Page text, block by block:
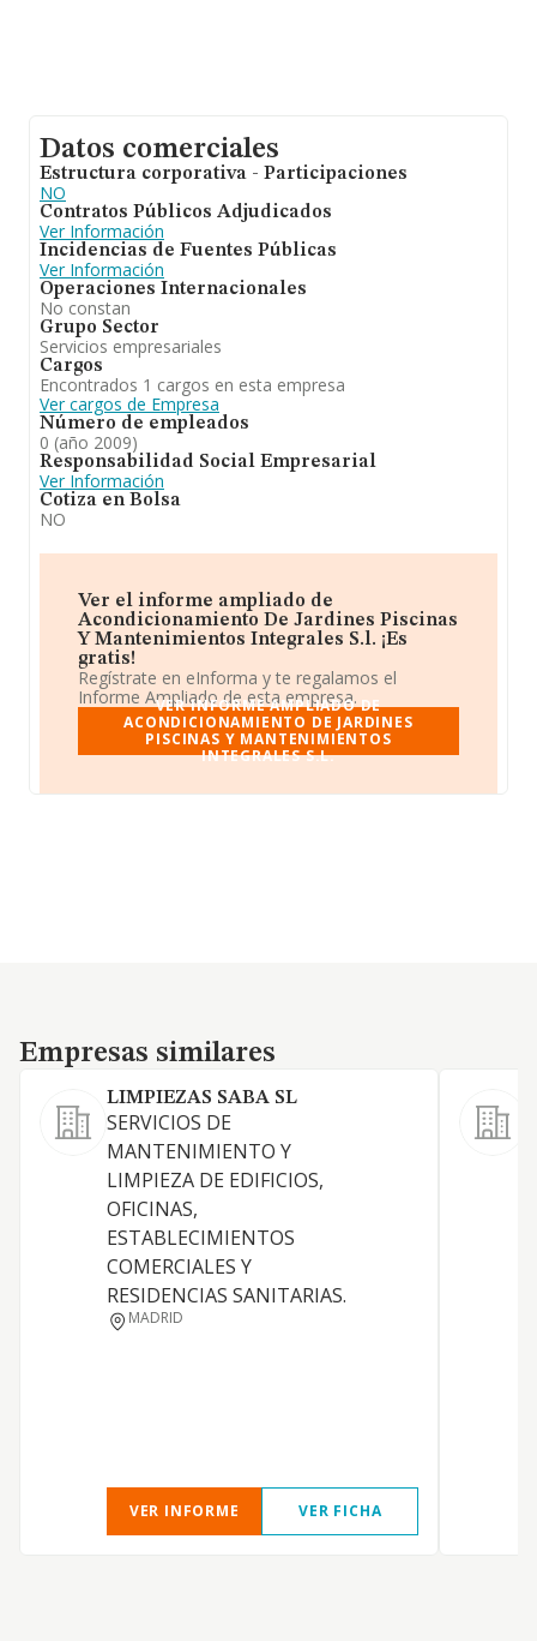
Datos comerciales
Estructura corporativa - Participaciones
NO
Contratos Públicos Adjudicados
Ver Información
Incidencias de Fuentes Públicas
Ver Información
Operaciones Internacionales
No constan
Grupo Sector
Servicios empresariales
Cargos
Encontrados 1 cargos en esta empresa
Ver cargos de Empresa
Número de empleados
0 (año 2009)
Responsabilidad Social Empresarial
Ver Información
Cotiza en Bolsa
NO
Ver el informe ampliado de
Acondicionamiento De Jardines Piscinas
Y Mantenimientos Integrales S.l. ¡Es
gratis!
Regístrate en eInforma y te regalamos el
Informe Ampliado de esta empresa.
VER INFORME AMPLIADO DE
ACONDICIONAMIENTO DE JARDINES
PISCINAS Y MANTENIMIENTOS
INTEGRALES S.L.
Empresas similares
Empresas similares
LIMPIEZAS SABA SL
SERVICIOS DE
MANTENIMIENTO Y
LIMPIEZA DE EDIFICIOS,
OFICINAS,
ESTABLECIMIENTOS
COMERCIALES Y
RESIDENCIAS SANITARIAS.
MADRID
VER INFORME VER FICHA